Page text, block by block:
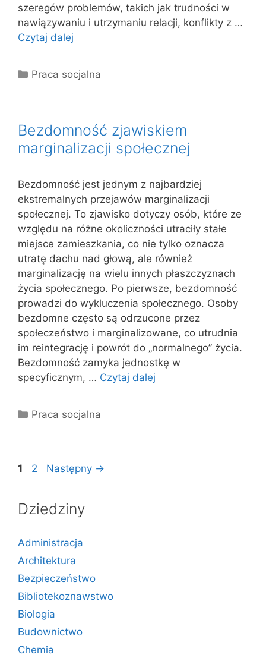
szeregów problemów, takich jak trudności w
nawiązywaniu i utrzymaniu relacji, konflikty z …
Czytaj dalej
Kategorie
Praca socjalna
Bezdomność zjawiskiem
marginalizacji społecznej
Bezdomność jest jednym z najbardziej
ekstremalnych przejawów marginalizacji
społecznej. To zjawisko dotyczy osób, które ze
względu na różne okoliczności utraciły stałe
miejsce zamieszkania, co nie tylko oznacza
utratę dachu nad głową, ale również
marginalizację na wielu innych płaszczyznach
życia społecznego. Po pierwsze, bezdomność
prowadzi do wykluczenia społecznego. Osoby
bezdomne często są odrzucone przez
społeczeństwo i marginalizowane, co utrudnia
im reintegrację i powrót do „normalnego” życia.
Bezdomność zamyka jednostkę w
specyficznym, … Czytaj dalej
Kategorie
Praca socjalna
Strona
1 Strona
2 Następny →
Dziedziny
Administracja
Architektura
Bezpieczeństwo
Bibliotekoznawstwo
Biologia
Budownictwo
Chemia